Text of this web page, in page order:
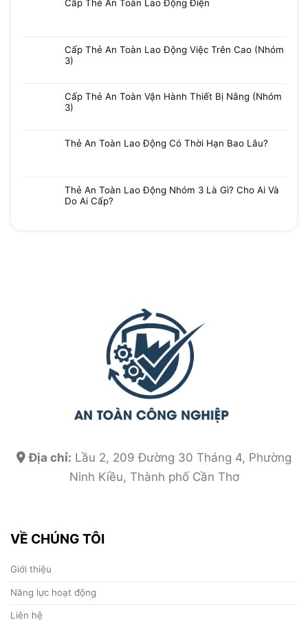
Cấp Thẻ An Toàn Lao Động Điện
Cấp Thẻ An Toàn Lao Động Việc Trên Cao (Nhóm
3)
Cấp Thẻ An Toàn Vận Hành Thiết Bị Nâng (Nhóm
3)
Thẻ An Toàn Lao Động Có Thời Hạn Bao Lâu?
Thẻ An Toàn Lao Động Nhóm 3 Là Gì? Cho Ai Và
Do Ai Cấp?
Địa chỉ: Lầu 2, 209 Đường 30 Tháng 4, Phường
Ninh Kiều, Thành phố Cần Thơ
VỀ CHÚNG TÔI
Giới thiệu
Năng lực hoạt động
Liên hệ